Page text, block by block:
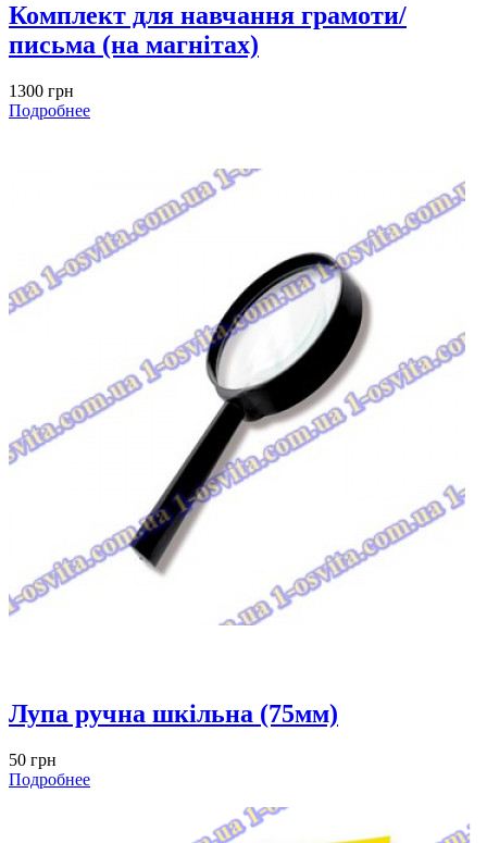
Комплект для навчання грамоти/
письма (на магнітах)
1300 грн
Подробнее
Лупа ручна шкільна (75мм)
50 грн
Подробнее